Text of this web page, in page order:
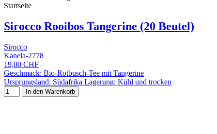
Startseite
Sirocco Rooibos Tangerine (20 Beutel)
Sirocco
Kanela-2778
19,00 CHF
Geschmack: Bio-Rotbusch-Tee mit Tangerine
Ursprungsland: Südafrika Lagerung: Kühl und trocken
In den Warenkorb